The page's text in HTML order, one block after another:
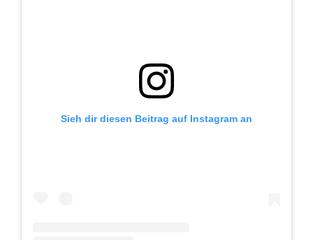
Sieh dir diesen Beitrag auf Instagram an